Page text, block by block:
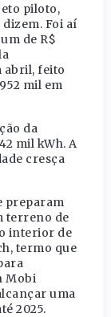
piloto,
Foi aí
de R$
abril, feito
mil em
da
mil kWh. A
cresça
preparam
terreno de
interior de
termo que
Mobi
uma
2025.